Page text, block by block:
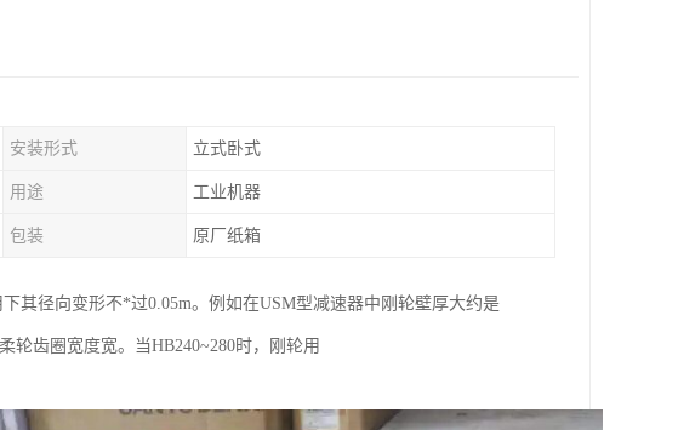
安装形式 立式卧式
用途 工业机器
包装 原厂纸箱
其径向变形不*过0.05m。例如在USM型减速器中刚轮壁厚大约是
轮齿圈宽度宽。当HB240~280时，刚轮用